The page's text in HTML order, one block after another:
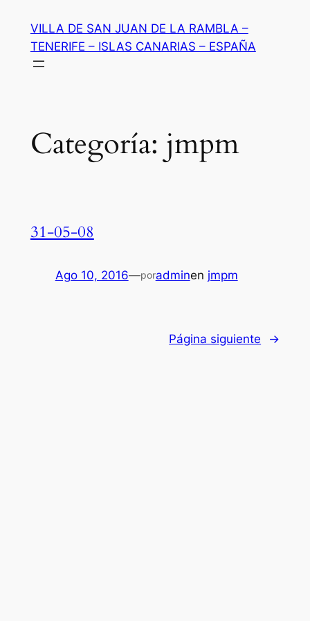
contenido
VILLA DE SAN JUAN DE LA RAMBLA –
TENERIFE – ISLAS CANARIAS – ESPAÑA
Categoría: jmpm
31-05-08
Ago 10, 2016—poradminen jmpm
Página siguiente →